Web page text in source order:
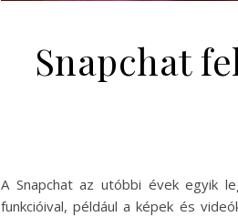
Snapchat
A Snapchat az utóbbi évek egyik
funkcióival, például a képek és